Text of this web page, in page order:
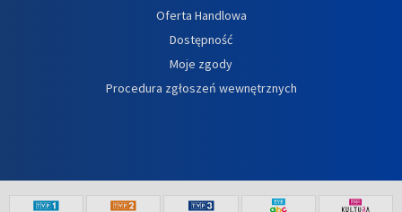
Oferta Handlowa
Dostępność
Moje zgody
Procedura zgłoszeń wewnętrznych